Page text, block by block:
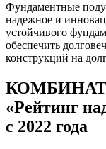
Фундаментные
надежное и
устойчивого
обеспечить
конструкций на
КОМБИНАТ
«Рейтинг
с 2022 года